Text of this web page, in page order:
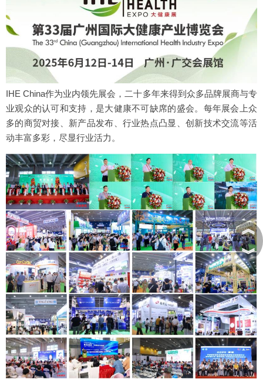
IHE China作为业内领先展会，二十多年来得到众多品牌展商与专
业观众的认可和支持，是大健康不可缺席的盛会。每年展会上众
多的商贸对接、新产品发布、行业热点凸显、创新技术交流等活
动丰富多彩，尽显行业活力。
︽
︾